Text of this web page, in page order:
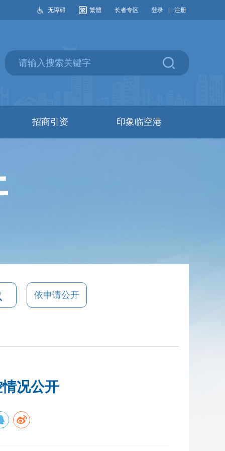
无障碍 繁體 长者专区 登录 注册
招商引资 印象临空港
依申请公开
况公开